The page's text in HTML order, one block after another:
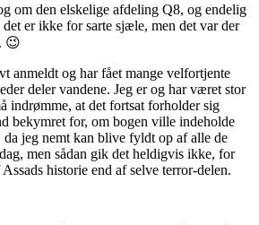
om den elskelige afdeling Q8, og endelig
er ikke for sarte sjæle, men det var der
😉
anmeldt og har fået mange velfortjente
deler vandene. Jeg er og har været stor
indrømme, at det fortsat forholder sig
bekymret for, om bogen ville indeholde
jeg nemt kan blive fyldt op af alle de
men sådan gik det heldigvis ikke, for
historie end af selve terror-delen.